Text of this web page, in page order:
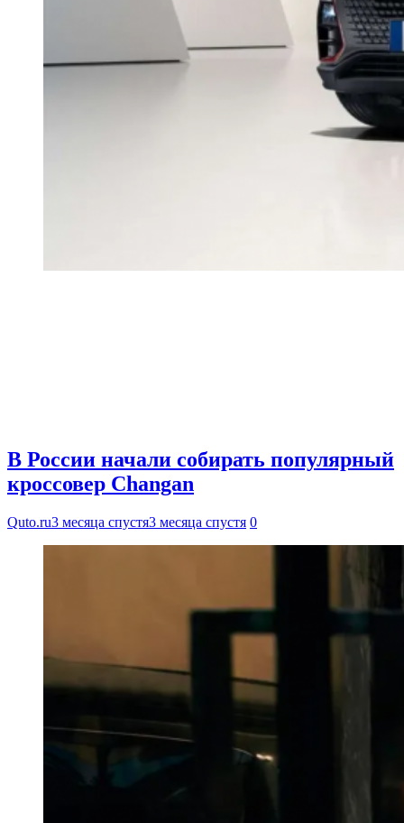
В России начали собирать популярный
кроссовер Changan
Quto.ru3 месяца спустя3 месяца спустя 0